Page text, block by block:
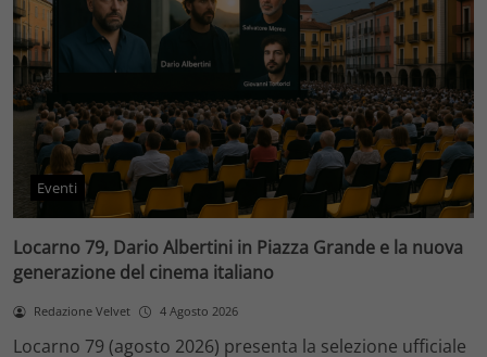
Eventi
Locarno 79, Dario Albertini in Piazza Grande e la nuova
generazione del cinema italiano
Redazione Velvet 4 Agosto 2026
Locarno 79 (agosto 2026) presenta la selezione ufficiale